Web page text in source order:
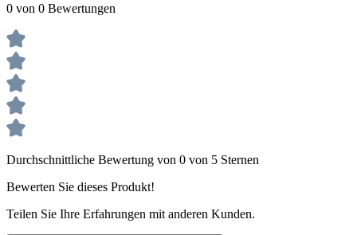
0 von 0 Bewertungen
Durchschnittliche Bewertung von 0 von 5 Sternen
Bewerten Sie dieses Produkt!
Teilen Sie Ihre Erfahrungen mit anderen Kunden.